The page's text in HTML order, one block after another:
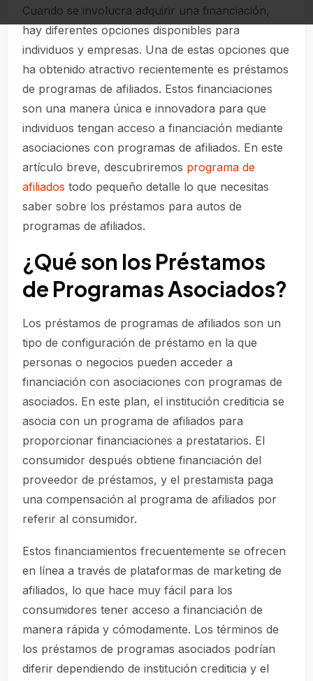
Cuando se involucra adquirir una financiación,
hay diferentes opciones disponibles para
individuos y empresas. Una de estas opciones que
ha obtenido atractivo recientemente es préstamos
de programas de afiliados. Estos financiaciones
son una manera única e innovadora para que
individuos tengan acceso a financiación mediante
asociaciones con programas de afiliados. En este
artículo breve, descubriremos programa de
afiliados todo pequeño detalle lo que necesitas
saber sobre los préstamos para autos de
programas de afiliados.
¿Qué son los Préstamos
de Programas Asociados?
Los préstamos de programas de afiliados son un
tipo de configuración de préstamo en la que
personas o negocios pueden acceder a
financiación con asociaciones con programas de
asociados. En este plan, el institución crediticia se
asocia con un programa de afiliados para
proporcionar financiaciones a prestatarios. El
consumidor después obtiene financiación del
proveedor de préstamos, y el prestamista paga
una compensación al programa de afiliados por
referir al consumidor.
Estos financiamientos frecuentemente se ofrecen
en línea a través de plataformas de marketing de
afiliados, lo que hace muy fácil para los
consumidores tener acceso a financiación de
manera rápida y cómodamente. Los términos de
los préstamos de programas asociados podrían
diferir dependiendo de institución crediticia y el